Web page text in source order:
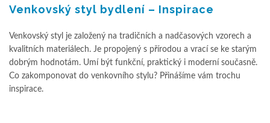
Venkovský styl bydlení – Inspirace
Venkovský styl je založený na tradičních a nadčasových vzorech a
kvalitních materiálech. Je propojený s přírodou a vrací se ke starým
dobrým hodnotám. Umí být funkční, praktický i moderní současně.
Co zakomponovat do venkovního stylu? Přinášíme vám trochu
inspirace.